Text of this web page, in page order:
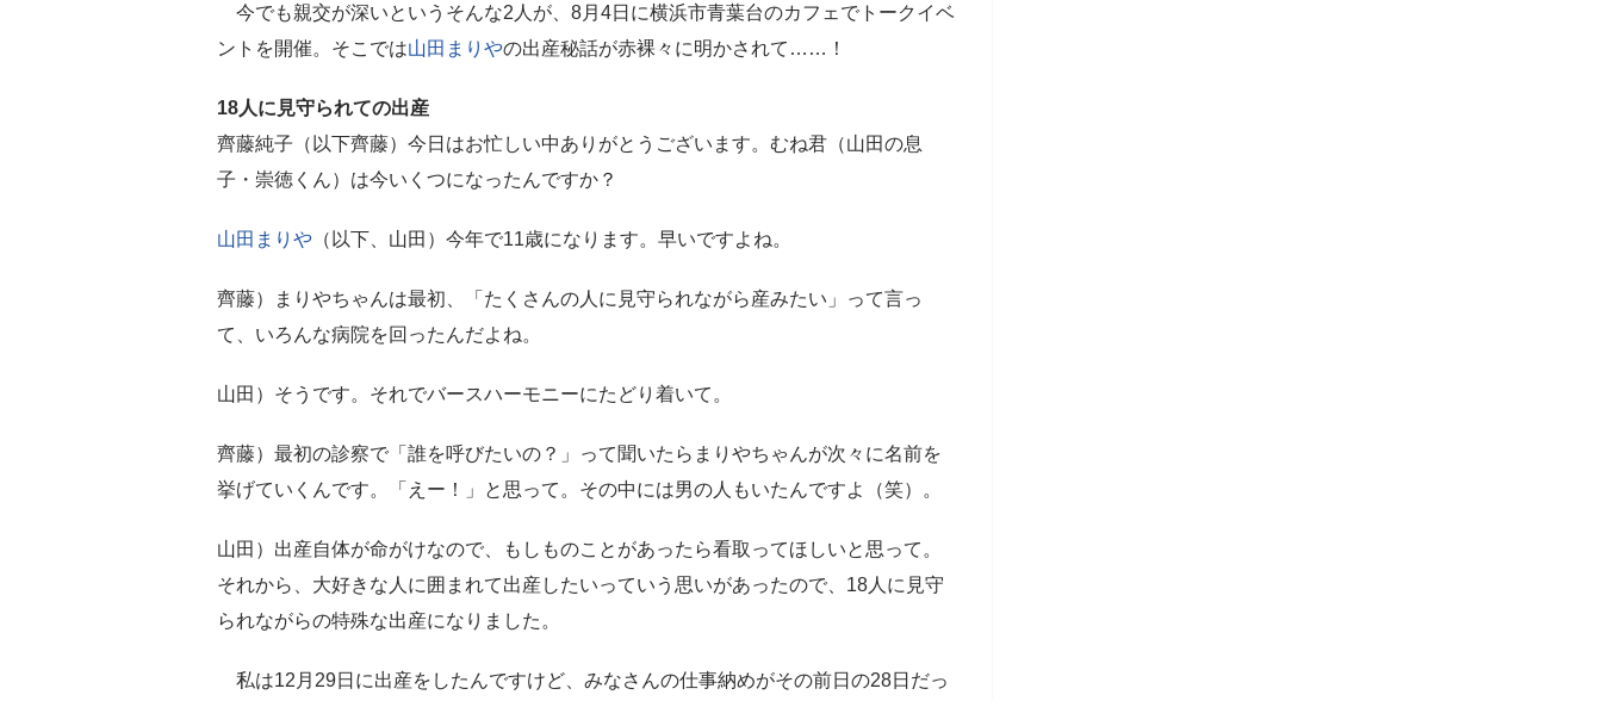
今でも親交が深いというそんな2人が、8月4日に横浜市青葉台のカフェでトークイベ
ントを開催。そこでは山田まりやの出産秘話が赤裸々に明かされて……！
18人に見守られての出産
齊藤純子（以下齊藤）今日はお忙しい中ありがとうございます。むね君（山田の息
子・崇徳くん）は今いくつになったんですか？
山田まりや （以下、山田）今年で11歳になります。早いですよね。
齊藤）まりやちゃんは最初、「たくさんの人に見守られながら産みたい」って言っ
て、いろんな病院を回ったんだよね。
山田）そうです。それでバースハーモニーにたどり着いて。
齊藤）最初の診察で「誰を呼びたいの？」って聞いたらまりやちゃんが次々に名前を
挙げていくんです。「えー！」と思って。その中には男の人もいたんですよ（笑）。
山田）出産自体が命がけなので、もしものことがあったら看取ってほしいと思って。
それから、大好きな人に囲まれて出産したいっていう思いがあったので、18人に見守
られながらの特殊な出産になりました。
私は12月29日に出産をしたんですけど、みなさんの仕事納めがその前日の28日だっ